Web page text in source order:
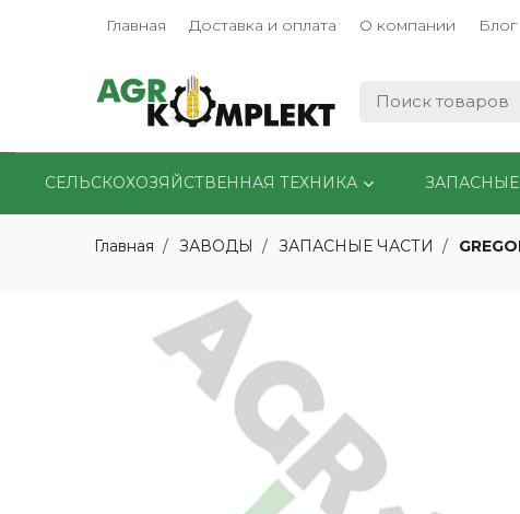
Главная Доставка и оплата О компании Блог
СЕЛЬСКОХОЗЯЙСТВЕННАЯ ТЕХНИКА ЗАПАСНЫЕ
Главная ЗАВОДЫ ЗАПАСНЫЕ ЧАСТИ